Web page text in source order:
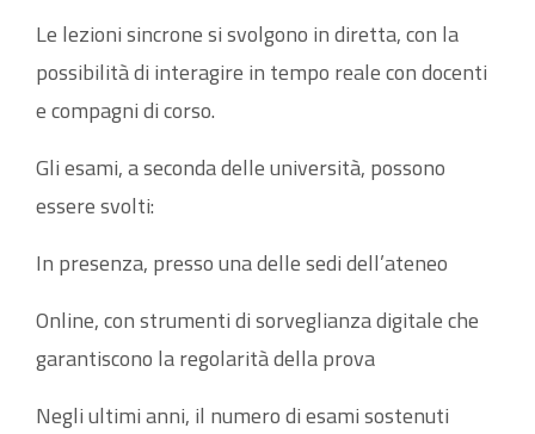
Le lezioni sincrone si svolgono in diretta, con la
possibilità di interagire in tempo reale con docenti
e compagni di corso.
Gli esami, a seconda delle università, possono
essere svolti:
In presenza, presso una delle sedi dell’ateneo
Online, con strumenti di sorveglianza digitale che
garantiscono la regolarità della prova
Negli ultimi anni, il numero di esami sostenuti